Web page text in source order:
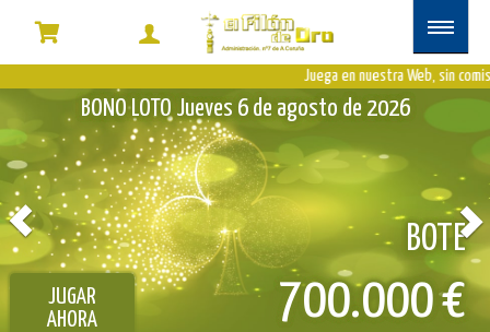
administración
para
comprar
online
Juega en nuestra Web, sin
EUROMILLONESViernes 7 de agosto de 2026
110.000.000
JUGAR
AHORA
Previous